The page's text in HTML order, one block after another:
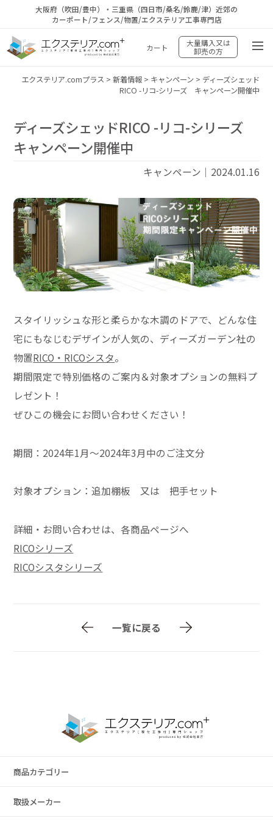
大阪府（吹田/豊中）・三重県（四日市/桑名/鈴鹿/津）近郊の
カーポート/フェンス/物置/エクステリア工事専門店
カート
大量購入又は
卸売の方
エクステリア.comプラス > 新着情報> キャンペーン > ディーズシェッド
RICO -リコ-シリーズ キャンペーン開催中
ディーズシェッドRICO -リコ-シリーズ
キャンペーン開催中
キャンペーン｜2024.01.16
スタイリッシュな形と柔らかな木調のドアで、どんな住
宅にもなじむデザインが人気の、ディーズガーデン社の
物置RICO・RICOシスタ。
期間限定で特別価格のご案内＆対象オプションの無料プ
レゼント！
ぜひこの機会にお問い合わせください！
期間：2024年1月～2024年3月中のご注文分
対象オプション：追加棚板 又は 把手セット
詳細・お問い合わせは、各商品ページへ
RICOシリーズ
RICOシスタシリーズ
一覧に戻る
商品カテゴリー
取扱メーカー